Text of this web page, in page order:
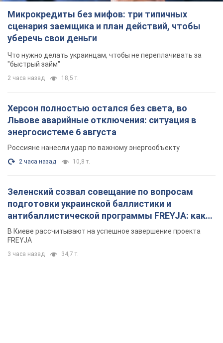
Микрокредиты без мифов: три типичных
сценария заемщика и план действий, чтобы
уберечь свои деньги
Что нужно делать украинцам, чтобы не переплачивать за
"быстрый займ"
2 часа назад 18,5 т.
Херсон полностью остался без света, во
Львове аварийные отключения: ситуация в
энергосистеме 6 августа
Россияне нанесли удар по важному энергообъекту
2 часа назад 10,8 т.
Зеленский созвал совещание по вопросам
подготовки украинской баллистики и
антибаллистической программы FREYJA: какие
решения готовятся
В Киеве рассчитывают на успешное завершение проекта
FREYJA
3 часа назад 34,7 т.